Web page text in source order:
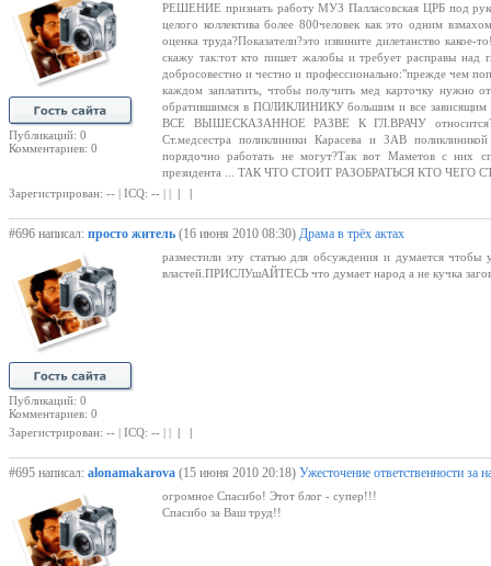
Публикаций: 0
Комментариев: 0
РЕШЕНИЕ признать работу МУЗ Палласовская ЦРБ под
целого коллектива более 800человек как это одним
оценка труда?Показатели?это извините дилетанство
скажу так:тот кто пишет жалобы и требует расправы над
добросовестно и честно и профессионально:"прежде чем
каждом заплатить, чтобы получить мед карточку нужно
обратившимся в ПОЛИКЛИНИКУ большим и все зависящим
ВСЕ ВЫШЕСКАЗАННОЕ РАЗВЕ К ГЛ.ВРАЧУ
Ст.медсестра поликлиники Карасева и ЗАВ
порядочно работать не могут?Так вот Маметов с них
президента ... ТАК ЧТО СТОИТ РАЗОБРАТЬСЯ КТО ЧЕГО
Зарегистрирован: -- | ICQ: -- | | | |
#696 написал: просто житель (16 июня 2010 08:30) Драма в трёх актах
Публикаций: 0
Комментариев: 0
разместили эту статью для обсуждения и думается
властей.ПРИСЛУшАЙТЕСЬ что думает народ а не кучка
Зарегистрирован: -- | ICQ: -- | | | |
#695 написал: alonamakarova (15 июня 2010 20:18) Ужесточение ответственности за
огромное Спасибо! Этот блог - супер!!!
Спасибо за Ваш труд!!